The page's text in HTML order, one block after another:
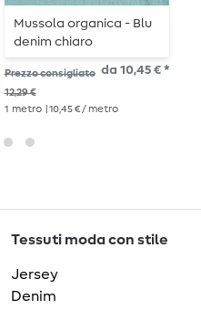
Mussola organica - Blu
denim chiaro
Prezzo consigliato
12,29 €
da 10,45 € *
1 metro | 10,45 € / metro
Tessuti moda con stile
Jersey
Denim